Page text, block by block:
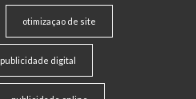
otimizaçao de site
publicidade digital